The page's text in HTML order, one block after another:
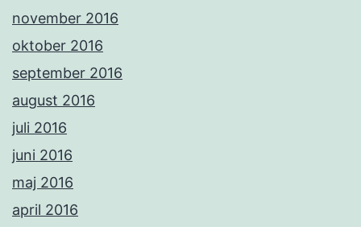
november 2016
oktober 2016
september 2016
august 2016
juli 2016
juni 2016
maj 2016
april 2016